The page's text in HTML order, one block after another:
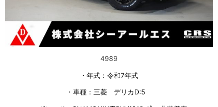
4989
・年式：令和7年式
・車種：三菱 デリカD:5